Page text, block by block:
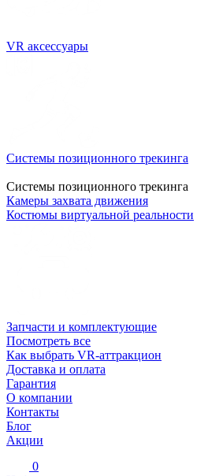
VR аксессуары
Системы позиционного трекинга
Системы позиционного трекинга
Камеры захвата движения
Костюмы виртуальной реальности
Запчасти и комплектующие
Посмотреть все
Как выбрать VR-аттракцион
Доставка и оплата
Гарантия
О компании
Контакты
Блог
Акции
0